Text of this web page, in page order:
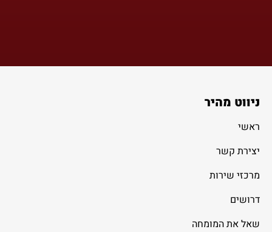
ניווט מהיר
ראשי
יצירת קשר
מרכזי שירות
דרושים
שאל את המומחה